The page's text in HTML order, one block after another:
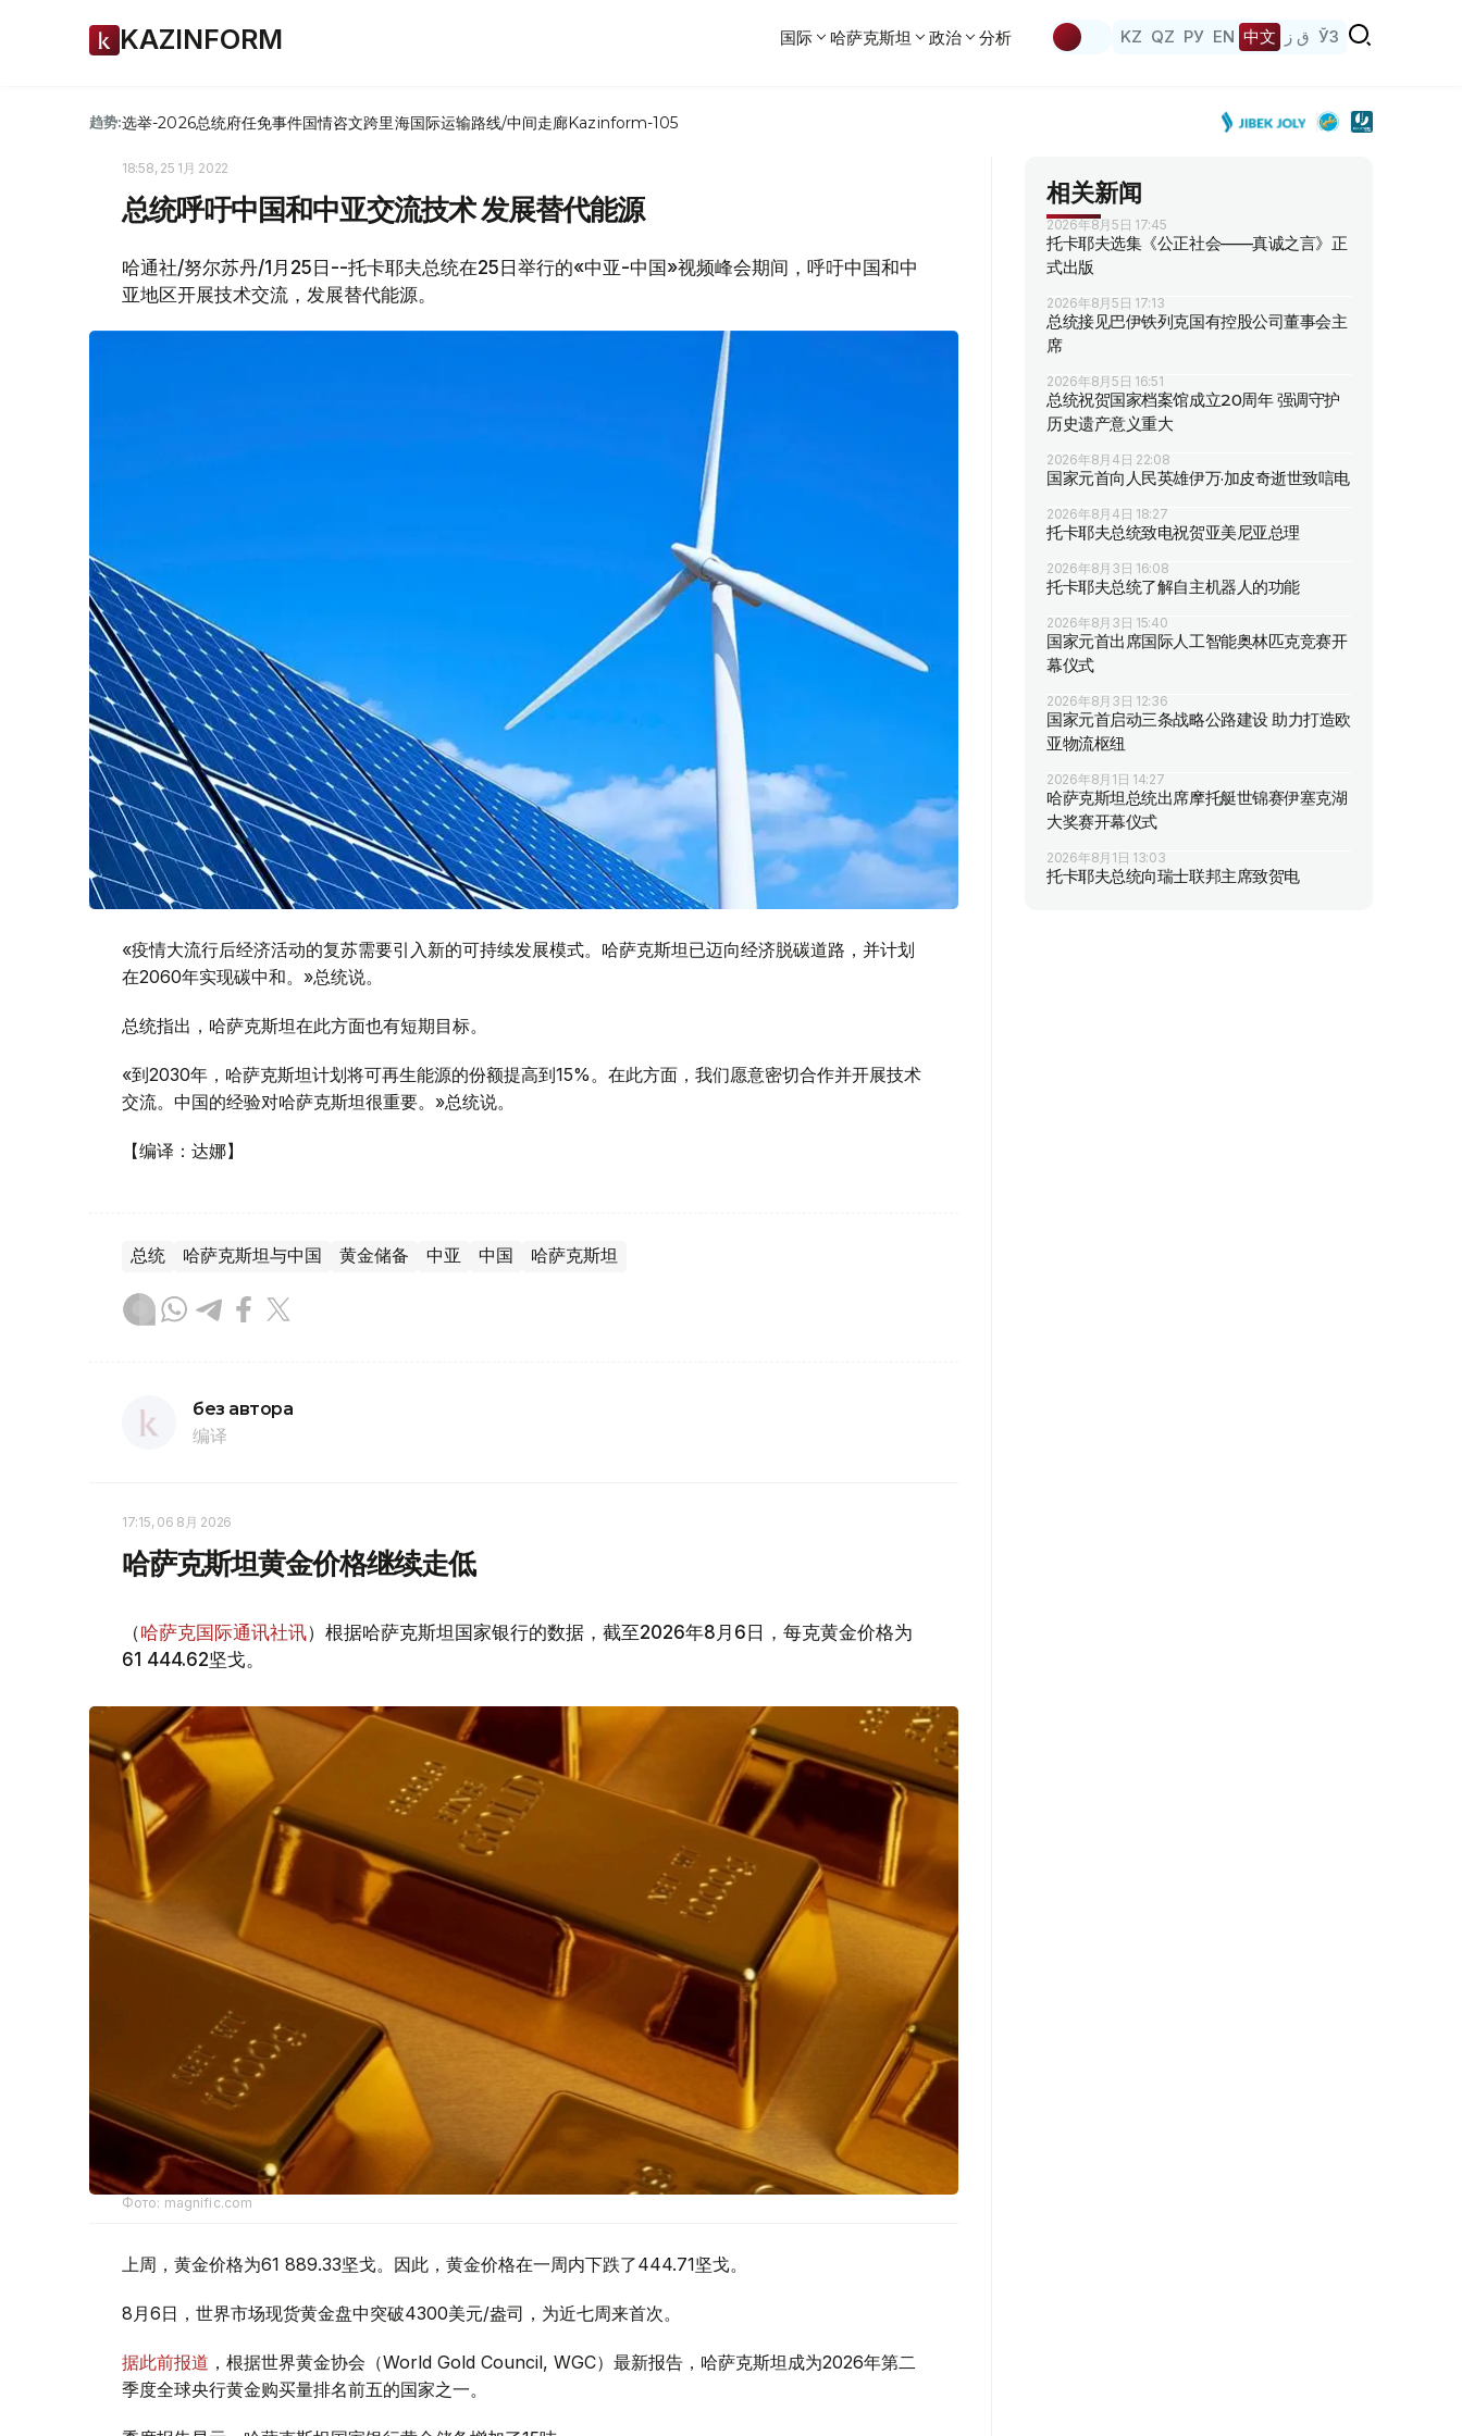
KAZINFORM 国际 哈萨克斯坦 政治 分析 KZ QZ РУ EN 中文 ق ز ЎЗ
趋势:选举-2026总统府任免事件国情咨文跨里海国际运输路线/中间走廊Kazinform-105
18:58, 25 1月 2022
总统呼吁中国和中亚交流技术 发展替代能源
哈通社/努尔苏丹/1月25日--托卡耶夫总统在25日举行的«中亚-中国»视频峰会期间，呼吁中国和中
亚地区开展技术交流，发展替代能源。
«疫情大流行后经济活动的复苏需要引入新的可持续发展模式。哈萨克斯坦已迈向经济脱碳道路，并计划
在2060年实现碳中和。»总统说。
总统指出，哈萨克斯坦在此方面也有短期目标。
«到2030年，哈萨克斯坦计划将可再生能源的份额提高到15%。在此方面，我们愿意密切合作并开展技术
交流。中国的经验对哈萨克斯坦很重要。»总统说。
【编译：达娜】
总统 哈萨克斯坦与中国 黄金储备 中亚 中国 哈萨克斯坦
без автора
编译
17:15, 06 8月 2026
哈萨克斯坦黄金价格继续走低
（哈萨克国际通讯社讯）根据哈萨克斯坦国家银行的数据，截至2026年8月6日，每克黄金价格为
61 444.62坚戈。
Фото: magnific.com
上周，黄金价格为61 889.33坚戈。因此，黄金价格在一周内下跌了444.71坚戈。
8月6日，世界市场现货黄金盘中突破4300美元/盎司，为近七周来首次。
据此前报道 ，根据世界黄金协会（World Gold Council, WGC）最新报告，哈萨克斯坦成为2026年第二
季度全球央行黄金购买量排名前五的国家之一。
相关新闻
2026年8月5日 17:45
托卡耶夫选集《公正社会——真诚之言》正
式出版
2026年8月5日 17:13
总统接见巴伊铁列克国有控股公司董事会主
席
2026年8月5日 16:51
总统祝贺国家档案馆成立20周年 强调守护
历史遗产意义重大
2026年8月4日 22:08
国家元首向人民英雄伊万·加皮奇逝世致唁电
2026年8月4日 18:27
托卡耶夫总统致电祝贺亚美尼亚总理
2026年8月3日 16:08
托卡耶夫总统了解自主机器人的功能
2026年8月3日 15:40
国家元首出席国际人工智能奥林匹克竞赛开
幕仪式
2026年8月3日 12:36
国家元首启动三条战略公路建设 助力打造欧
亚物流枢纽
2026年8月1日 14:27
哈萨克斯坦总统出席摩托艇世锦赛伊塞克湖
大奖赛开幕仪式
2026年8月1日 13:03
托卡耶夫总统向瑞士联邦主席致贺电